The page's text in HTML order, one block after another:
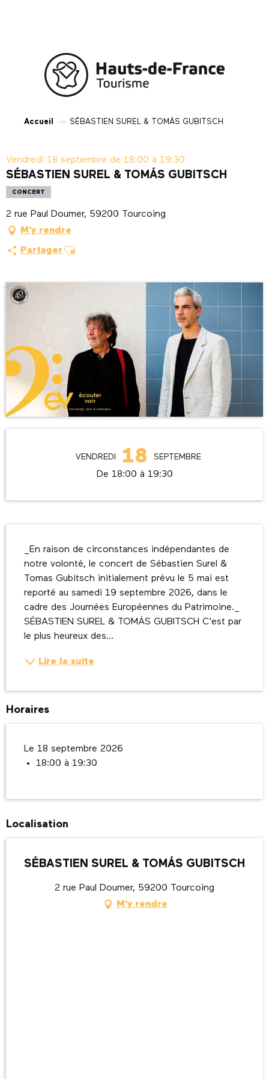
Accueil SÉBASTIEN SUREL & TOMÁS GUBITSCH
Vendredi 18 septembre de 18:00 à 19:30
SÉBASTIEN SUREL & TOMÁS GUBITSCH
CONCERT
2 rue Paul Doumer, 59200 Tourcoing
M'y rendre
Partager Ajouter aux favoris
VENDREDI 18 SEPTEMBRE
De 18:00 à 19:30
_En raison de circonstances indépendantes de
notre volonté, le concert de Sébastien Surel &
Tomas Gubitsch initialement prévu le 5 mai est
reporté au samedi 19 septembre 2026, dans le
cadre des Journées Européennes du Patrimoine._
SÉBASTIEN SUREL & TOMÁS GUBITSCH C'est par
le plus heureux des...
Lire la suite
Horaires
Le 18 septembre 2026
18:00 à 19:30
Localisation
SÉBASTIEN SUREL & TOMÁS GUBITSCH
2 rue Paul Doumer, 59200 Tourcoing
M'y rendre